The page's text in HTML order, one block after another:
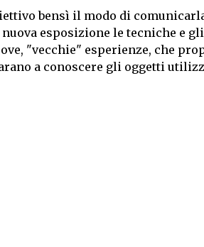
bensì il modo di
esposizione le tecniche e
"vecchie" esperienze, che
a conoscere gli oggetti